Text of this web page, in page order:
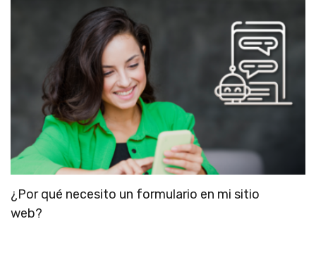
¿Por qué necesito un formulario en mi sitio
web?